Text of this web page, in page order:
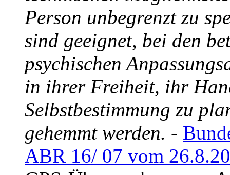
Person unbegrenzt zu
sind geeignet, bei den
psychischen
in ihrer Freiheit, ihr
Selbstbestimmung zu
gehemmt werden. -
ABR 16/ 07 vom